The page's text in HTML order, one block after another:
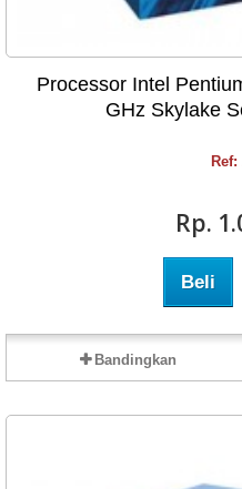
Processor Intel
GHz Skylake
Ref:
Rp‎.
Beli
Bandingkan